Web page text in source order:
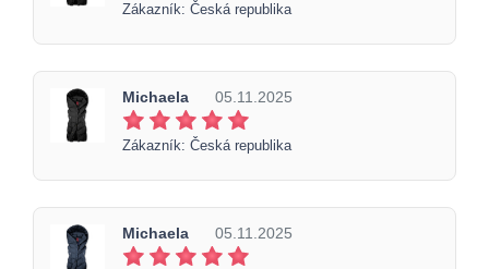
Zákazník: Česká republika
Michaela 05.11.2025
Zákazník: Česká republika
Michaela 05.11.2025